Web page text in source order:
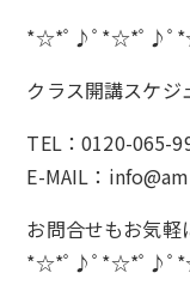
*☆*ﾟ♪ﾟ*☆*ﾟ♪ﾟ
クラス開講スケジ
TEL：0120-065-
E-MAIL：
お問合せもお気
*☆*ﾟ♪ﾟ*☆*ﾟ♪ﾟ